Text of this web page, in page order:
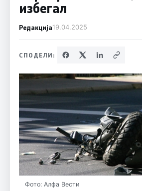
избегал
Редакција19.04.2025
СПОДЕЛИ:
Фото: Алфа Вести